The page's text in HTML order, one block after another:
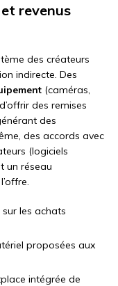
revenus
des créateurs
indirecte. Des
(caméras,
des remises
des
des accords avec
(logiciels
un réseau
les achats
proposées aux
intégrée de